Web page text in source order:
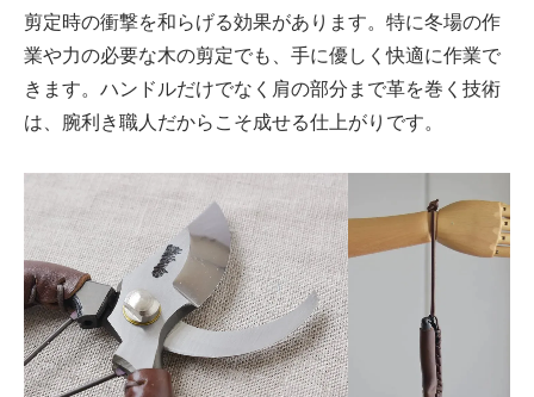
剪定時の衝撃を和らげる効果があります。特に冬場の作
業や力の必要な木の剪定でも、手に優しく快適に作業で
きます。ハンドルだけでなく肩の部分まで革を巻く技術
は、腕利き職人だからこそ成せる仕上がりです。